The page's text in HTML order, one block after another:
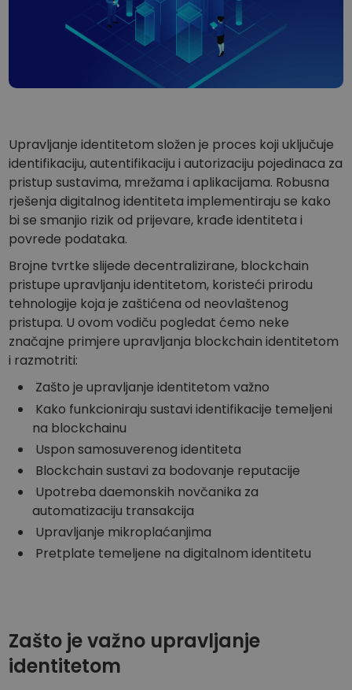
...danas biste imali
Inteligentni portfelji
Pametno ulaganje u kripto
Kriptomat novčanik
Siguran i jednostavan kripto novčanik
KriptoEarn
Zaradite kripto nagrade
Trezor
Uštedite kriptovalute za svoju budućnost
Ponavljajuća kupnja
Redovita planirana ulaganja (DCA)
Upozorenja o cijenama
Stalna ažuriranja cijena vaših omiljenih tokena
Istražite sredstva
Otkrijte prilike za ulaganje
Analitika portfelja
Pametni uvidi za optimalnu izvedbu
Upravljanje identitetom složen je proces koji uključuje
identifikaciju, autentifikaciju i autorizaciju pojedinaca za
pristup sustavima, mrežama i aplikacijama. Robusna
rješenja digitalnog identiteta implementiraju se kako
bi se smanjio rizik od prijevare, krađe identiteta i
povrede podataka.
Brojne tvrtke slijede decentralizirane, blockchain
pristupe upravljanju identitetom, koristeći prirodu
tehnologije koja je zaštićena od neovlaštenog
pristupa. U ovom vodiču pogledat ćemo neke
značajne primjere upravljanja blockchain identitetom
i razmotriti:
Zašto je upravljanje identitetom važno
Kako funkcioniraju sustavi identifikacije temeljeni
na blockchainu
Uspon samosuverenog identiteta
Blockchain sustavi za bodovanje reputacije
Upotreba daemonskih novčanika za
automatizaciju transakcija
Upravljanje mikroplaćanjima
Pretplate temeljene na digitalnom identitetu
Zašto je važno upravljanje
identitetom